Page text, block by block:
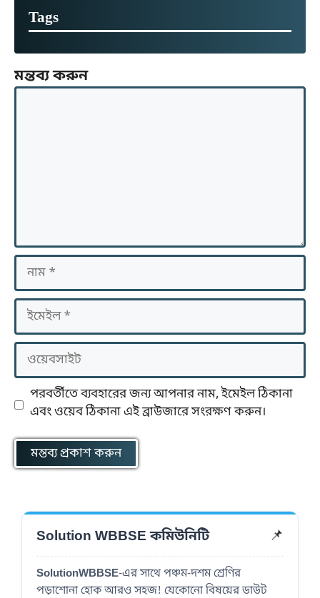
Tags
মন্তব্য করুন
মন্তব্য
নাম
ইমেইল
ওয়েবসাইট
পরবর্তীতে ব্যবহারের জন্য আপনার নাম, ইমেইল ঠিকানা
এবং ওয়েব ঠিকানা এই ব্রাউজারে সংরক্ষণ করুন।
Solution WBBSE কমিউনিটি 📌
SolutionWBBSE-এর সাথে পঞ্চম-দশম শ্রেণির
পড়াশোনা হোক আরও সহজ! যেকোনো বিষয়ের ডাউট